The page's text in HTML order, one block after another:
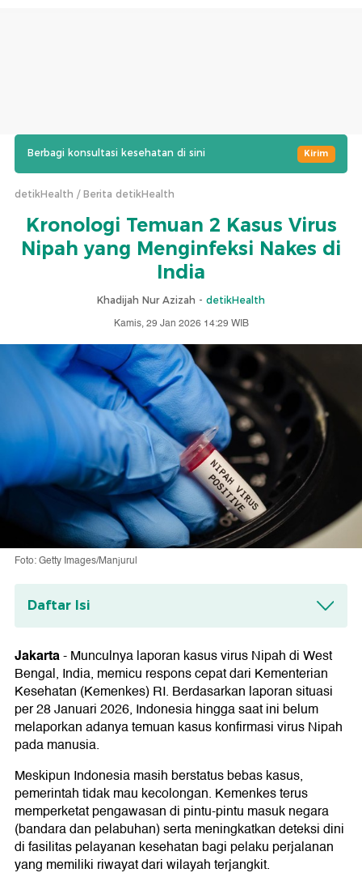
Berbagi konsultasi kesehatan di sini Kirim
detikHealth Berita detikHealth
Kronologi Temuan 2 Kasus Virus
Nipah yang Menginfeksi Nakes di
India
Khadijah Nur Azizah - detikHealth
Kamis, 29 Jan 2026 14:29 WIB
Foto: Getty Images/Manjurul
Daftar Isi
Kronologi kejadian di India
Respons Otoritas Kesehatan India
Jakarta-Munculnya laporan kasus virus Nipah di West
Bengal, India, memicu respons cepat dari Kementerian
Kesehatan (Kemenkes) RI. Berdasarkan laporan situasi
per 28 Januari 2026, Indonesia hingga saat ini belum
melaporkan adanya temuan kasus konfirmasi virus Nipah
pada manusia.
Meskipun Indonesia masih berstatus bebas kasus,
pemerintah tidak mau kecolongan. Kemenkes terus
memperketat pengawasan di pintu-pintu masuk negara
(bandara dan pelabuhan) serta meningkatkan deteksi dini
di fasilitas pelayanan kesehatan bagi pelaku perjalanan
yang memiliki riwayat dari wilayah terjangkit.